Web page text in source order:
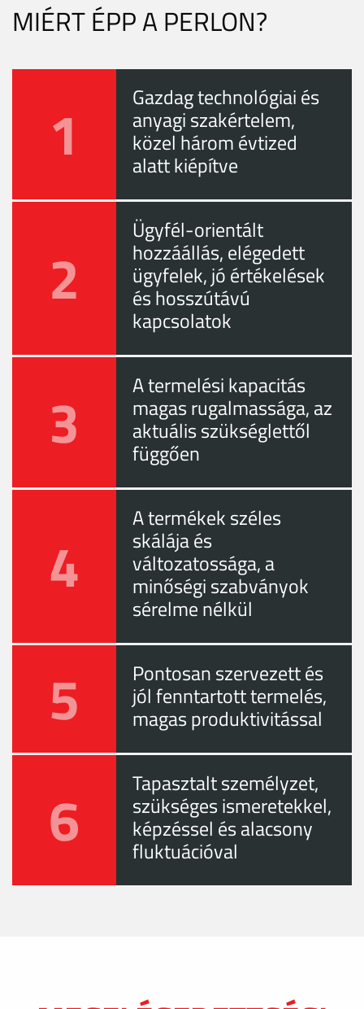
MIÉRT ÉPP A PERLON?
1 Gazdag technológiai és
anyagi szakértelem,
közel három évtized
alatt kiépítve
2
Ügyfél-orientált
hozzáállás, elégedett
ügyfelek, jó értékelések
és hosszútávú
kapcsolatok
3 A termelési kapacitás
magas rugalmassága, az
aktuális szükséglettől
függően
4
A termékek széles
skálája és
változatossága, a
minőségi szabványok
sérelme nélkül
5 Pontosan szervezett és
jól fenntartott termelés,
magas produktivitással
6 Tapasztalt személyzet,
szükséges ismeretekkel,
képzéssel és alacsony
fluktuációval